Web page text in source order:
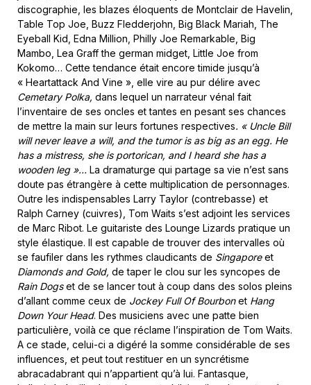
discographie, les blazes éloquents de Montclair de Havelin,
Table Top Joe, Buzz Fledderjohn, Big Black Mariah, The
Eyeball Kid, Edna Million, Philly Joe Remarkable, Big
Mambo, Lea Graff the german midget, Little Joe from
Kokomo… Cette tendance était encore timide jusqu’à
« Heartattack And Vine », elle vire au pur délire avec
Cemetary Polka, dans lequel un narrateur vénal fait
l’inventaire de ses oncles et tantes en pesant ses chances
de mettre la main sur leurs fortunes respectives. « Uncle Bill
will never leave a will, and the tumor is as big as an egg. He
has a mistress, she is portorican, and I heard she has a
wooden leg »… La dramaturge qui partage sa vie n’est sans
doute pas étrangère à cette multiplication de personnages.
Outre les indispensables Larry Taylor (contrebasse) et
Ralph Carney (cuivres), Tom Waits s’est adjoint les services
de Marc Ribot. Le guitariste des Lounge Lizards pratique un
style élastique. Il est capable de trouver des intervalles où
se faufiler dans les rythmes claudicants de Singaporeet
Diamonds and Gold, de taper le clou sur les syncopes de
Rain Dogset de se lancer tout à coup dans des solos pleins
d’allant comme ceux de Jockey Full Of Bourbonet Hang
Down Your Head. Des musiciens avec une patte bien
particulière, voilà ce que réclame l’inspiration de Tom Waits.
A ce stade, celui-ci a digéré la somme considérable de ses
influences, et peut tout restituer en un syncrétisme
abracadabrant qui n’appartient qu’à lui. Fantasque,